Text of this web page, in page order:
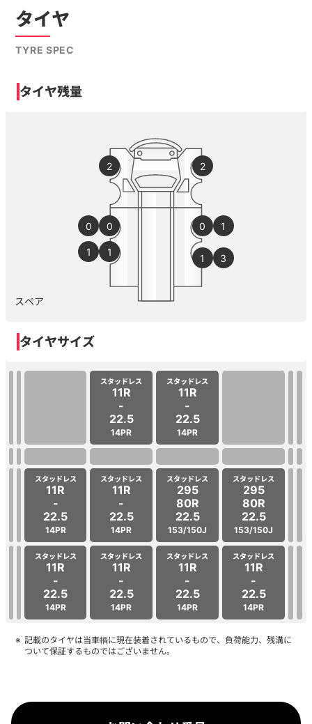
タイヤ
TYRE SPEC
タイヤ残量
2 2
0
0 0 1
1
1
1 3
スペア
タイヤサイズ
スタッドレス
11R
-
22.5
14PR
スタッドレス
11R
-
22.5
14PR
スタッドレス
11R
-
22.5
14PR
スタッドレス
11R
-
22.5
14PR
スタッドレス
295
80R
22.5
153/150J
スタッドレス
295
80R
22.5
153/150J
スタッドレス
11R
-
22.5
14PR
スタッドレス
11R
-
22.5
14PR
スタッドレス
11R
-
22.5
14PR
スタッドレス
11R
-
22.5
14PR
記載のタイヤは当車輌に現在装着されているもので、負荷能力、残溝に
ついて保証するものではございません。